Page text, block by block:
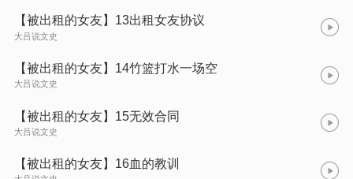
【被出租的女友】13出租女友协议
大吕说文史
【被出租的女友】14竹篮打水一场空
大吕说文史
【被出租的女友】15无效合同
大吕说文史
【被出租的女友】16血的教训